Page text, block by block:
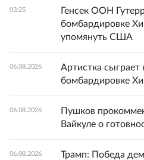
03:25
Генсек ООН
бомбардировке
упомянуть США
06.08.2026
Артистка
бомбардировке
06.08.2026
Пушков
Вайкуле о
06.08.2026
Трамп: Победа